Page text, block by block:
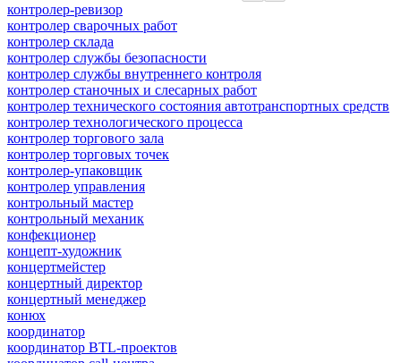
контролер-ревизор
контролер сварочных работ
контролер склада
контролер службы безопасности
контролер службы внутреннего контроля
контролер станочных и слесарных работ
контролер технического состояния автотранспортных средств
контролер технологического процесса
контролер торгового зала
контролер торговых точек
контролер-упаковщик
контролер управления
контрольный мастер
контрольный механик
конфекционер
концепт-художник
концертмейстер
концертный директор
концертный менеджер
конюх
координатор
координатор BTL-проектов